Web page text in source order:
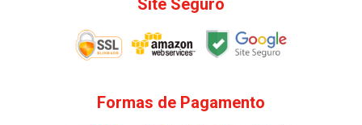
Formas de Pagamento